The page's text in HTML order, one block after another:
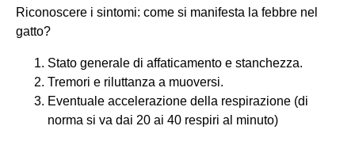
Riconoscere i sintomi: come si manifesta la febbre nel
gatto?
Stato generale di affaticamento e stanchezza.
Tremori e riluttanza a muoversi.
Eventuale accelerazione della respirazione (di
norma si va dai 20 ai 40 respiri al minuto)